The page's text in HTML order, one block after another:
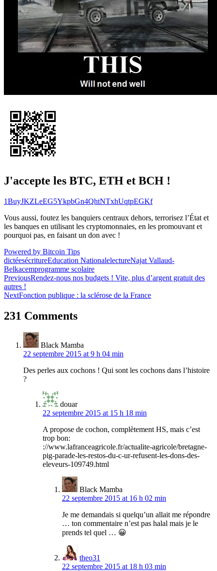
J'accepte les BTC, ETH et BCH !
1BuyJKZLeEG5YkpbGn4QhtNTxhUqtpEGKf
Vous aussi, foutez les banquiers centraux dehors, terrorisez l’État et
les banques en utilisant les cryptomonnaies, en les promouvant et
pourquoi pas, en faisant un don avec !
Powered by Bitcoin Tips
dictéesécritureEducation NationalelectureNajat Vallaud-
Belkacemprogramme scolaire
Navigation
de
PreviousRendez-nous nos budgets ! Vite, plus d’argent gratuit des
autres !
NextFonction publique : la sclérose de la France
231 Comments
Black Mamba
22 septembre 2015 at 9 h 04 min
Des perles aux cochons ! Qui sont les cochons dans l’histoire
?
douar
22 septembre 2015 at 15 h 18 min
A propose de cochon, complètement HS, mais c’est
trop bon:
://www.lafranceagricole.fr/actualite-agricole/bretagne-
pig-parade-les-restos-du-c-ur-refusent-les-dons-des-
eleveurs-109749.html
Black Mamba
22 septembre 2015 at 16 h 02 min
Je me demandais si quelqu’un allait me répondre
… ton commentaire n’est pas halal mais je le
prends tel quel … 😀
theo31
22 septembre 2015 at 18 h 03 min